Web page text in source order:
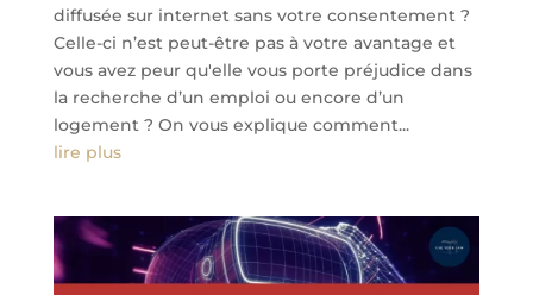
diffusée sur internet sans votre consentement ?
Celle-ci n’est peut-être pas à votre avantage et
vous avez peur qu'elle vous porte préjudice dans
la recherche d’un emploi ou encore d’un
logement ? On vous explique comment...
lire plus